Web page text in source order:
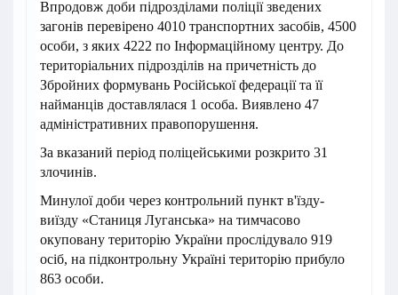
Впродовж доби підрозділами поліції зведених
загонів перевірено 4010 транспортних засобів, 4500
особи, з яких 4222 по Інформаційному центру. До
територіальних підрозділів на причетність до
Збройних формувань Російської федерації та її
найманців доставлялася 1 особа. Виявлено 47
адміністративних правопорушення.
За вказаний період поліцейськими розкрито 31
злочинів.
Минулої доби через контрольний пункт в'їзду-
виїзду «Станиця Луганська» на тимчасово
окуповану територію України прослідувало 919
осіб, на підконтрольну Україні територію прибуло
863 особи.